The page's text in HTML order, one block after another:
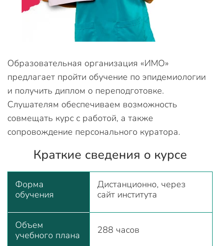
Образовательная организация «ИМО»
предлагает пройти обучение по эпидемиологии
и получить диплом о переподготовке.
Слушателям обеспечиваем возможность
совмещать курс с работой, а также
сопровождение персонального куратора.
Краткие сведения о курсе
Форма
обучения
Дистанционно, через
сайт института
Объем
учебного плана
288 часов